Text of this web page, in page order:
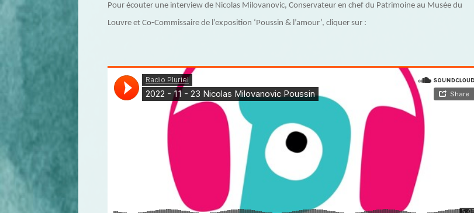
Pour écouter une interview de Nicolas Milovanovic, Conservateur en chef du Patrimoine au Musée du
Louvre et Co-Commissaire de l’exposition ‘Poussin & l’amour’, cliquer sur :